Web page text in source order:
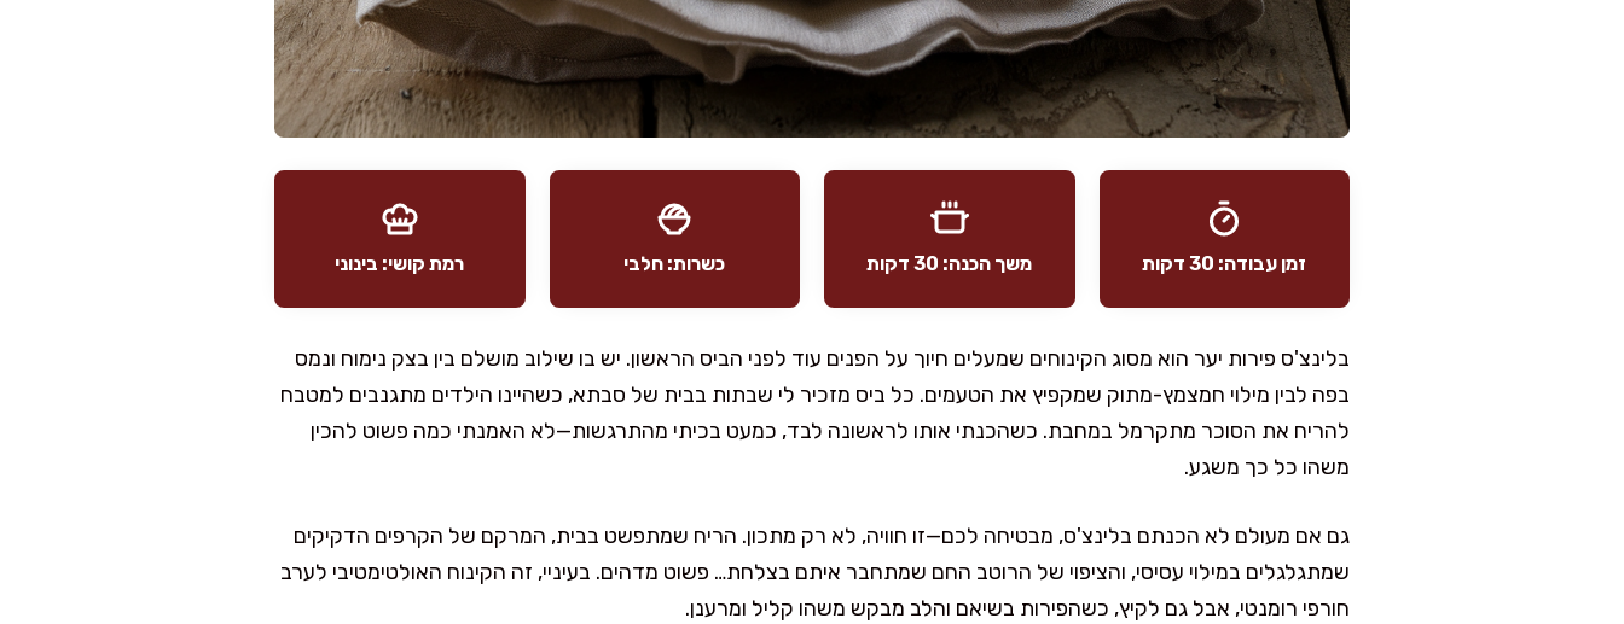
זמן עבודה: 30 דקות משך הכנה: 30 דקות כשרות: חלבי רמת קושי: בינוני
בלינצ'ס פירות יער הוא מסוג הקינוחים שמעלים חיוך על הפנים עוד לפני הביס הראשון. יש בו שילוב מושלם בין בצק נימוח ונמס
בפה לבין מילוי חמצמץ-מתוק שמקפיץ את הטעמים. כל ביס מזכיר לי שבתות בבית של סבתא, כשהיינו הילדים מתגנבים למטבח
להריח את הסוכר מתקרמל במחבת. כשהכנתי אותו לראשונה לבד, כמעט בכיתי מהתרגשות—לא האמנתי כמה פשוט להכין
משהו כל כך משגע.
גם אם מעולם לא הכנתם בלינצ'ס, מבטיחה לכם—זו חוויה, לא רק מתכון. הריח שמתפשט בבית, המרקם של הקרפים הדקיקים
שמתגלגלים במילוי עסיסי, והציפוי של הרוטב החם שמתחבר איתם בצלחת… פשוט מדהים. בעיניי, זה הקינוח האולטימטיבי לערב
חורפי רומנטי, אבל גם לקיץ, כשהפירות בשיאם והלב מבקש משהו קליל ומרענן.